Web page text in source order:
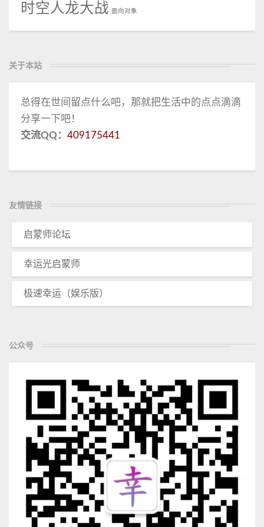
时空人龙大战 面向对象
关于本站
总得在世间留点什么吧，那就把生活中的点点滴滴
分享一下吧！
交流QQ： 409175441
友情链接
启蒙师论坛
幸运光启蒙师
极速幸运（娱乐版）
公众号